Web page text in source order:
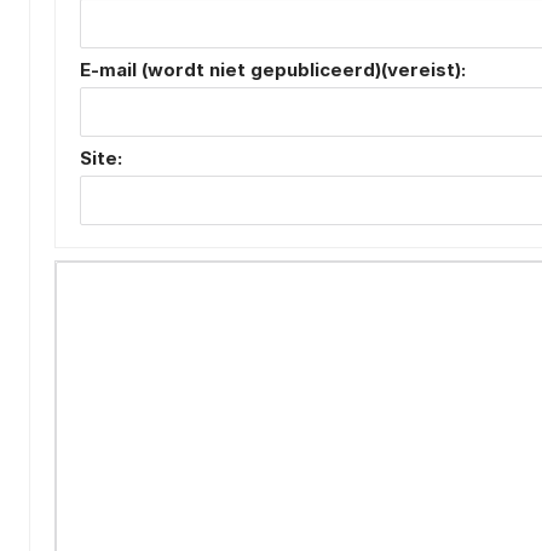
E-mail (wordt niet gepubliceerd)(vereist):
Site: